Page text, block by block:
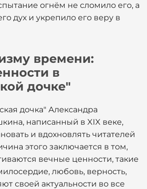
огнём не сломило его, а
дух и укрепило его веру в
времени:
в
дочке"
дочка" Александра
написанный в XIX веке,
и вдохновлять читателей
этого заключается в том,
вечные ценности, такие
любовь, верность,
своей актуальности во все